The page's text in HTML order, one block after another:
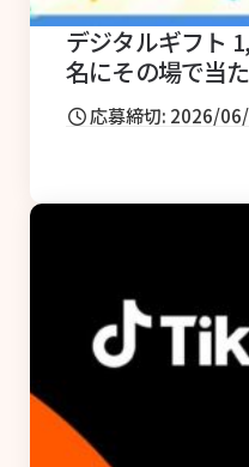
応募締切: 2026/
デジタルギフト
名にその場で当